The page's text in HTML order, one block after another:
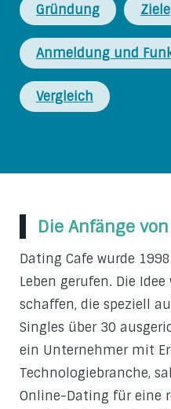
Gründung Ziele
Anmeldung und
Vergleich
Die Anfänge
Dating Cafe wurde
Leben gerufen. Die
schaffen, die speziell
Singles über 30
ein Unternehmer mit
Technologiebranche,
Online-Dating für eine